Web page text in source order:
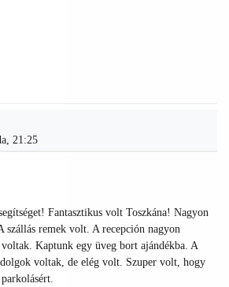
21:25
Fantasztikus volt Toszkána! Nagyon
szállás remek volt. A recepción nagyon
voltak. Kaptunk egy üveg bort ajándékba. A
voltak, de elég volt. Szuper volt, hogy